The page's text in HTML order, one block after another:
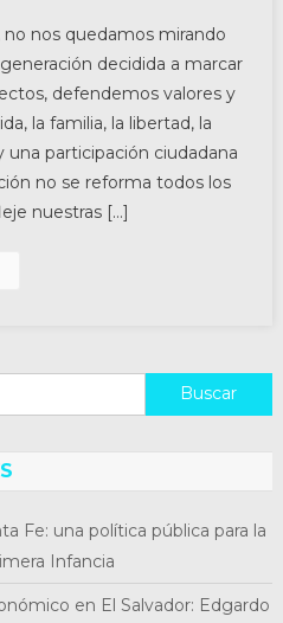
nos quedamos mirando
decidida a marcar
defendemos valores y
la familia, la libertad, la
participación ciudadana
no se reforma todos los
nuestras […]
Buscar:
Fe: una política pública para la
Infancia
en El Salvador: Edgardo